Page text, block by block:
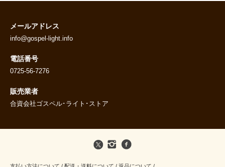
メールアドレス
info@gospel-light.info
電話番号
0725-56-7276
販売業者
合資会社ゴスペル･ライト･ストア